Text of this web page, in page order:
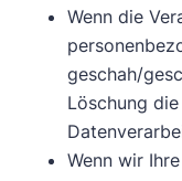
Wenn die
geschah/
Löschung
Wenn wir